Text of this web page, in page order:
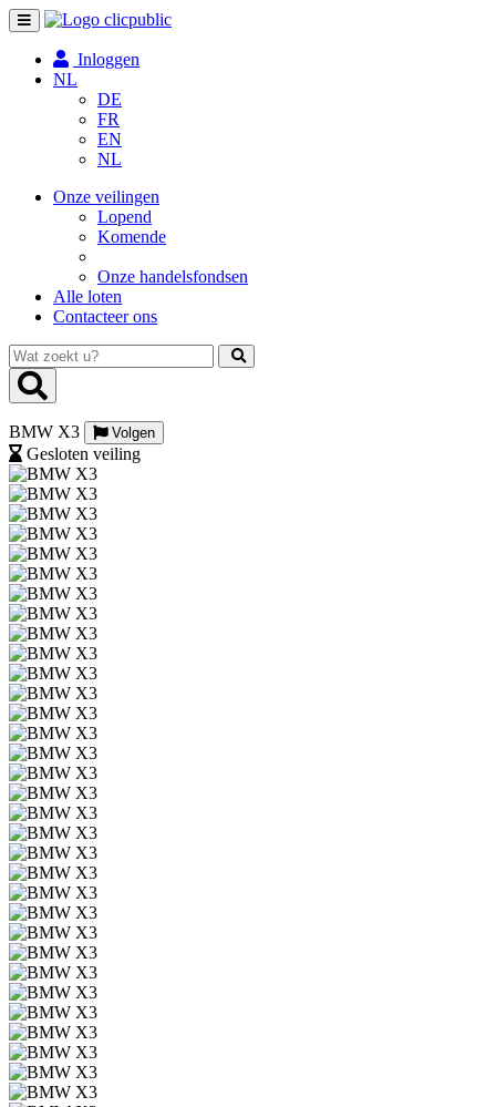
Toggle
navigation
Inloggen
NL
DE
FR
EN
NL
Onze veilingen
Lopend
Komende
Onze handelsfondsen
Alle loten
Contacteer ons
Wat
zoekt
u?
BMW X3 Volgen
Gesloten veiling